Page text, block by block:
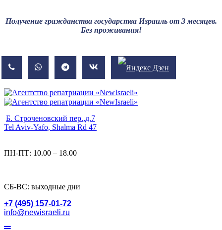
Получение гражданства государства Израиль от 3 месяцев.
Без проживания!
Б. Строченовский пер.,д.7
Tel Aviv-Yafo, Shalma Rd 47
ПН-ПТ: 10.00 – 18.00
СБ-ВС: выходные дни
+7 (495) 157-01-72
info@newisraeli.ru